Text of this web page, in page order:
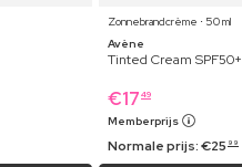
Zonnebrandcrème ⋅ 50 ml
Avène
Tinted Cream SPF50+
€17 49
Memberprijs
Normale prijs:€25 99